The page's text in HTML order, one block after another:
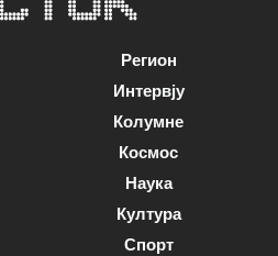
Регион
Интервју
Колумне
Космос
Наука
Култура
Спорт